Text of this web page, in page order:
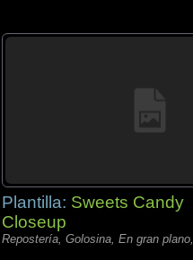
Plantilla: Sweets Candy
Closeup
Repostería, Golosina, En gran plano,